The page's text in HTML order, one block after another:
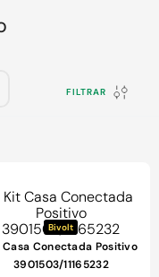
FILTRAR
Bivolt
Conectada Positivo
3901503/11165232